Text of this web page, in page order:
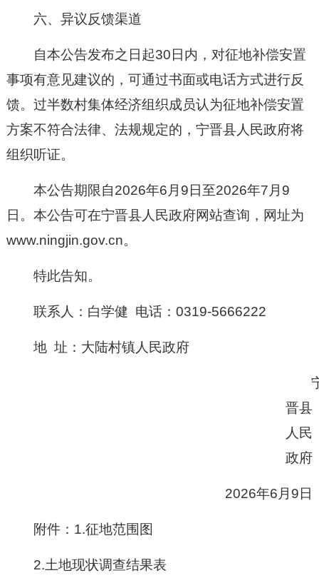
六、异议反馈渠道
自本公告发布之日起30日内，对征地补偿安置
事项有意见建议的，可通过书面或电话方式进行反
馈。过半数村集体经济组织成员认为征地补偿安置
方案不符合法律、法规规定的，宁晋县人民政府将
组织听证。
本公告期限自2026年6 月 9 日至2026年7 月 9
日。本公告可在宁晋县人民政府网站查询，网址为
www.ningjin.gov.cn。
特此告知。
联系人：白学健 电话：0319-5666222
地 址： 大陆村镇人民政府
晋县
人民
政府
2026年6 月 9 日
附件：1.征地范围图
2.土地现状调查结果表